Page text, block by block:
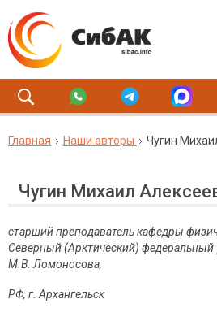
Главная Наши авторы Чугин
Чугин Михаил
старший преподаватель кафедры
Северный (Арктический) федеральный
М.В. Ломоносова,
РФ, г. Архангельск